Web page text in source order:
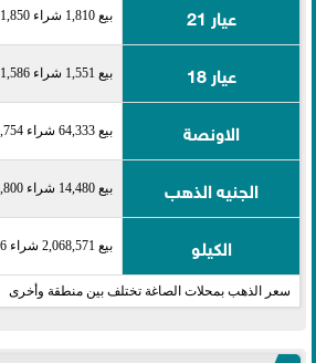
عيار 21 بيع 1,810 شراء 1,850
عيار 18 بيع 1,551 شراء 1,586
الاونصة بيع 64,333 شراء 65,754
الجنيه الذهب بيع 14,480 شراء 14,800
الكيلو بيع 2,068,571 شراء 2,114,286
سعر الذهب بمحلات الصاغة تختلف بين منطقة وأخرى